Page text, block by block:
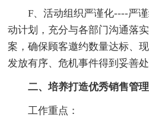
F、活动组织严谨化----严谨
动计划，充分与各部门沟通落
案，确保顾客邀约数量达标、
发放有序、危机事件得到妥善
二、培养打造优秀销售管
工作重点：